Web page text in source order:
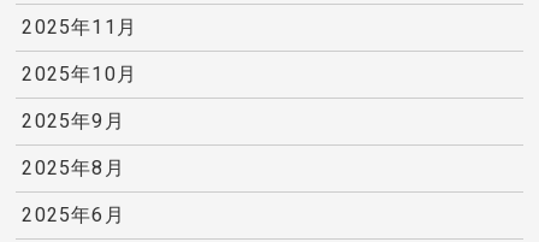
2025年11月
2025年10月
2025年9月
2025年8月
2025年6月